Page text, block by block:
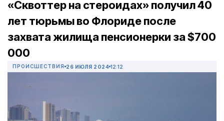
«Сквоттер на стероидах» получил 40
лет тюрьмы во Флориде после
захвата жилища пенсионерки за $700
000
ПРОИСШЕСТВИЯ 26 ИЮЛЯ 2024 12:12